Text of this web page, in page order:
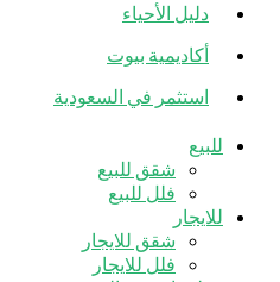
دليل الأحياء
أكاديمية بيوت
استثمر في السعودية
للبيع
شقق للبيع
فلل للبيع
للايجار
شقق للايجار
فلل للايجار